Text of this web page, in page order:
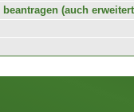
(auch